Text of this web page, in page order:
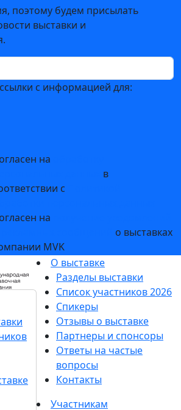
поэтому будем присылать
выставки и
с информацией для:
на
в
с
на
о выставках
MVK
О выставке
Разделы выставки
Список участников 2026
Спикеры
Отзывы о выставке
Партнеры и спонсоры
Ответы на частые
вопросы
Контакты
Участникам